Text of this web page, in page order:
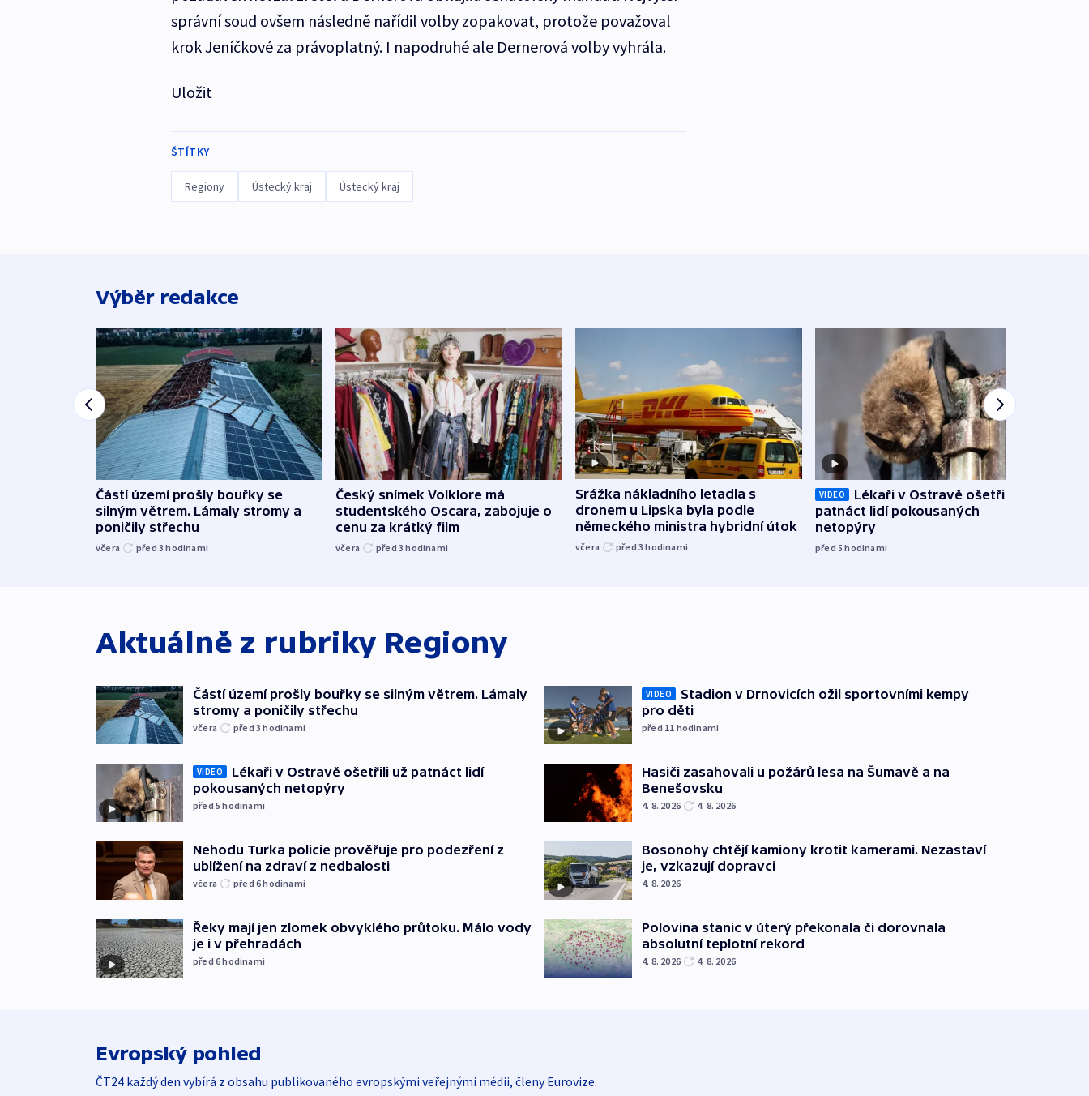
správní soud ovšem následně nařídil volby zopakovat, protože považoval
krok Jeníčkové za právoplatný. I napodruhé ale Dernerová volby vyhrála.
Uložit
ŠTÍTKY
Regiony Ústecký kraj Ústecký kraj
Výběr redakce
Částí území prošly bouřky se
silným větrem. Lámaly stromy a
poničily střechu
včera před 3hodinami
Český snímek Volklore má
studentského Oscara, zabojuje o
cenu za krátký film
včera před 3hodinami
Srážka nákladního letadla s
dronem u Lipska byla podle
německého ministra hybridní útok
včera před 3hodinami
VIDEO
Lékaři v Ostravě ošetřili už
patnáct lidí pokousaných
netopýry
před 5hodinami
Aktuálně z rubriky Regiony
Částí území prošly bouřky se silným větrem. Lámaly
stromy a poničily střechu
včera před 3hodinami
VIDEO
Lékaři v Ostravě ošetřili už patnáct lidí
pokousaných netopýry
před 5hodinami
Nehodu Turka policie prověřuje pro podezření z
ublížení na zdraví z nedbalosti
včera před 6hodinami
Řeky mají jen zlomek obvyklého průtoku. Málo vody
je i v přehradách
před 6hodinami
VIDEO
Stadion v Drnovicích ožil sportovními kempy
pro děti
před 11 hodinami
Hasiči zasahovali u požárů lesa na Šumavě a na
Benešovsku
4. 8. 2026 4. 8. 2026
Bosonohy chtějí kamiony krotit kamerami. Nezastaví
je, vzkazují dopravci
4. 8. 2026
Polovina stanic v úterý překonala či dorovnala
absolutní teplotní rekord
4. 8. 2026 4. 8. 2026
Evropský pohled
ČT24 každý den vybírá z obsahu publikovaného evropskými veřejnými médii, členy Eurovize.